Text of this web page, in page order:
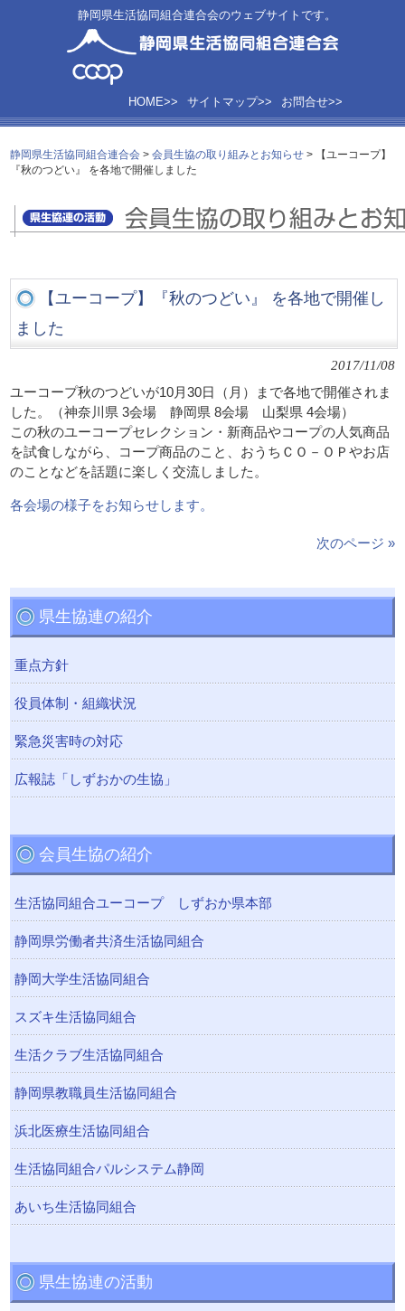
静岡県生活協同組合連合会のウェブサイトです。
お問合せ>>
サイトマップ>>
HOME>>
静岡県生活協同組合連合会 >会員生協の取り組みとお知らせ >
【ユーコープ】
『秋のつどい』 を各地で開催しました
【ユーコープ】『秋のつどい』 を各地で開催し
ました
2017/11/08
ユーコープ秋のつどいが10月30日（月）まで各地で開催されま
した。（神奈川県 3会場 静岡県 8会場 山梨県 4会場）
この秋のユーコープセレクション・新商品やコープの人気商品
を試食しながら、コープ商品のこと、おうちＣＯ－ＯＰやお店
のことなどを話題に楽しく交流しました。
各会場の様子をお知らせします。
次のページ »
県生協連の紹介
重点方針
役員体制・組織状況
緊急災害時の対応
広報誌「しずおかの生協」
会員生協の紹介
生活協同組合ユーコープ しずおか県本部
静岡県労働者共済生活協同組合
静岡大学生活協同組合
スズキ生活協同組合
生活クラブ生活協同組合
静岡県教職員生活協同組合
浜北医療生活協同組合
生活協同組合パルシステム静岡
あいち生活協同組合
県生協連の活動